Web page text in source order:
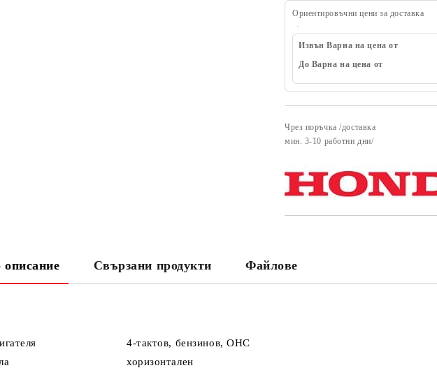
Ориентировъчни цени за доставка
Извън Варна на цена от
До Варна на цена от
Чрез поръчка /доставка
​мин. 3-10 работни дни/
описание Свързани продукти Файлове
4-тактов, бензинов, OHC
хоризонтален